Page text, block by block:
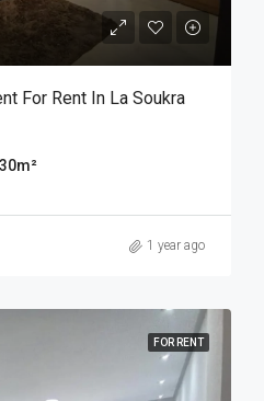
For Rent In La Soukra
m²
1 year ago
FOR RENT